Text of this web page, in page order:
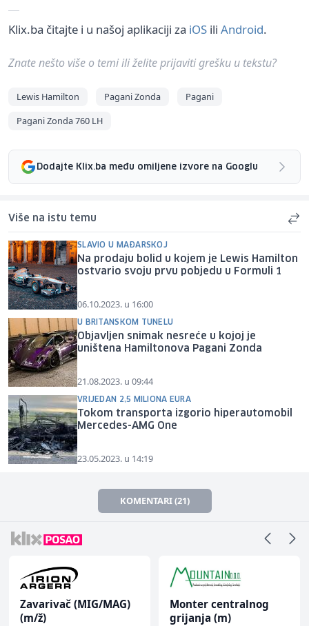
Klix.ba čitajte i u našoj aplikaciji za iOS ili Android.
Znate nešto više o temi ili želite prijaviti grešku u tekstu?
Lewis Hamilton Pagani Zonda
Pagani
Pagani Zonda 760 LH
Dodajte Klix.ba među omiljene izvore na Googlu
Više na istu temu
SLAVIO U MAĐARSKOJ
Na prodaju bolid u kojem je Lewis Hamilton
ostvario svoju prvu pobjedu u Formuli 1
06.10.2023. u 16:00
U BRITANSKOM TUNELU
Objavljen snimak nesreće u kojoj je
uništena Hamiltonova Pagani Zonda
21.08.2023. u 09:44
VRIJEDAN 2,5 MILIONA EURA
Tokom transporta izgorio hiperautomobil
Mercedes-AMG One
23.05.2023. u 14:19
KOMENTARI (21)
Zavarivač (MIG/MAG)
(m/ž)
Monter centralnog
grijanja (m)